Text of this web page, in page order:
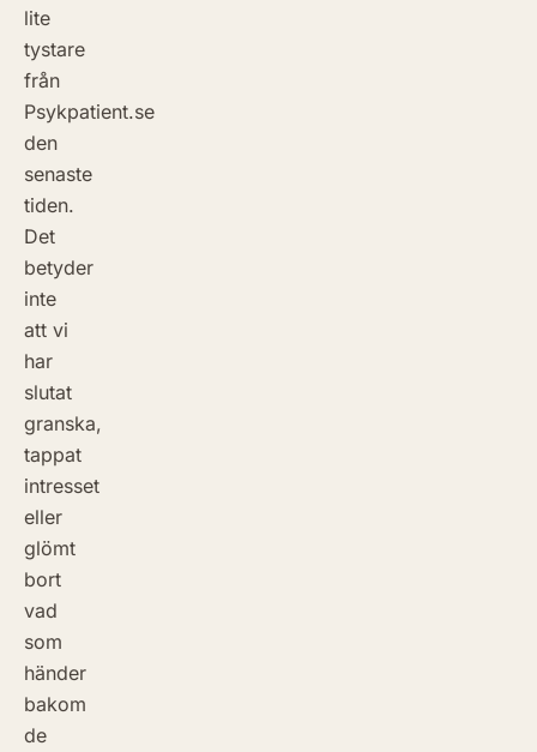
lite
tystare
från
Psykpatient.se
den
senaste
tiden.
Det
betyder
inte
att vi
har
slutat
granska,
tappat
intresset
eller
glömt
bort
vad
som
händer
bakom
de